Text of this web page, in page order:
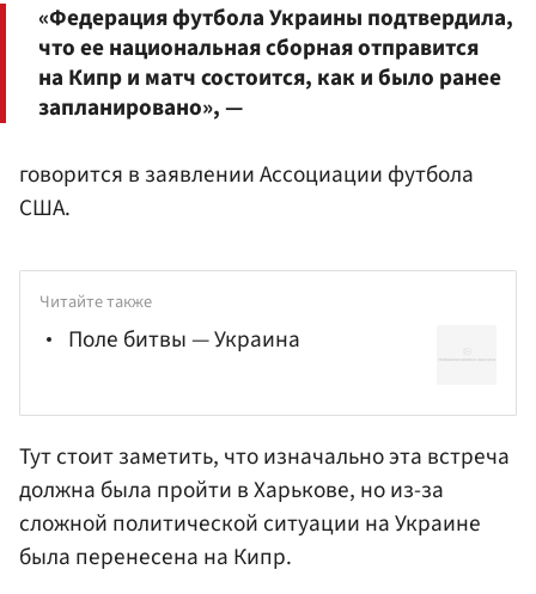
«Федерация футбола Украины подтвердила,
что ее национальная сборная отправится
на Кипр и матч состоится, как и было ранее
запланировано», —
говорится в заявлении Ассоциации футбола
США.
Читайте также
Поле битвы — Украина
Тут стоит заметить, что изначально эта встреча
должна была пройти в Харькове, но из-за
сложной политической ситуации на Украине
была перенесена на Кипр.